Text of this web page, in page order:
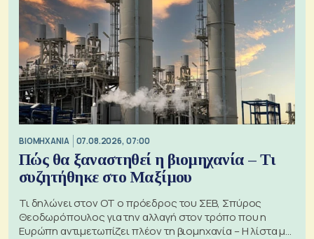
ΒΙΟΜΗΧΑΝΙΑ 07.08.2026, 07:00
Πώς θα ξαναστηθεί η βιομηχανία – Τι
συζητήθηκε στο Μαξίμου
Τι δηλώνει στον ΟΤ ο πρόεδρος του ΣΕΒ, Σπύρος
Θεοδωρόπουλος για την αλλαγή στον τρόπο που η
Ευρώπη αντιμετωπίζει πλέον τη βιομηχανία – Η λίστα με